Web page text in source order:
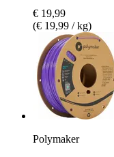
€ 19,99
(€ 19,99 / kg)
Polymaker